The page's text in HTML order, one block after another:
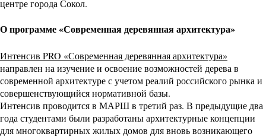
центре города Сокол.
О программе «Современная деревянная архитектура»
Интенсив PRO «Современная деревянная архитектура»
направлен на изучение и освоение возможностей дерева в
современной архитектуре с учетом реалий российского рынка и
совершенствующийся нормативной базы.
Интенсив проводится в МАРШ в третий раз. В предыдущие два
года студентами были разработаны архитектурные концепции
для многоквартирных жилых домов для вновь возникающего